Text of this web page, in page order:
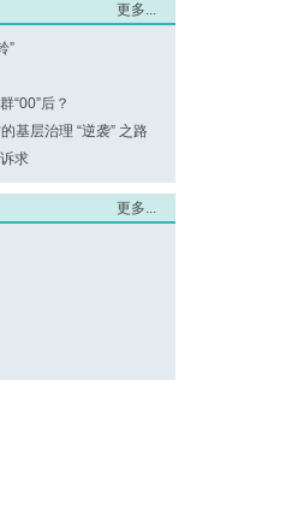
更多...
”
“00”后？
基层治理 “逆袭” 之路
求
更多...